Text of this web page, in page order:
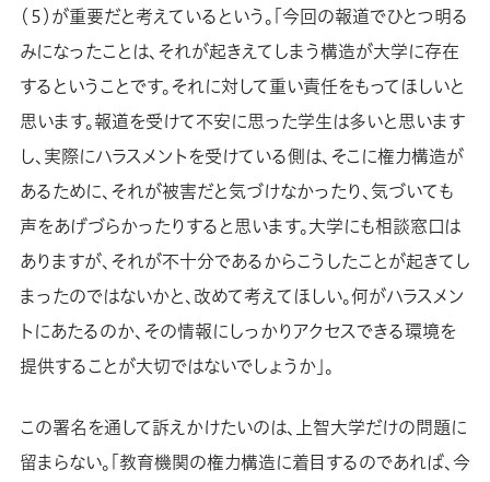
（５）が重要だと考えているという。「今回の報道でひとつ明る
みになったことは、それが起きえてしまう構造が大学に存在
するということです。それに対して重い責任をもってほしいと
思います。報道を受けて不安に思った学生は多いと思います
し、実際にハラスメントを受けている側は、そこに権力構造が
あるために、それが被害だと気づけなかったり、気づいても
声をあげづらかったりすると思います。大学にも相談窓口は
ありますが、それが不十分であるからこうしたことが起きてし
まったのではないかと、改めて考えてほしい。何がハラスメン
トにあたるのか、その情報にしっかりアクセスできる環境を
提供することが大切ではないでしょうか」。
この署名を通して訴えかけたいのは、上智大学だけの問題に
留まらない。「教育機関の権力構造に着目するのであれば、今